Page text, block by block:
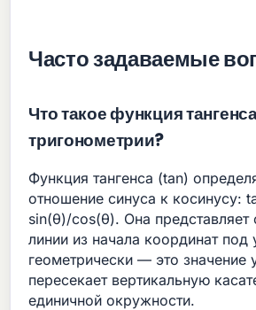
Часто задаваемые
Что такое функция
тригонометрии?
Функция тангенса (tan)
отношение синуса к косинусу:
sin(θ)/cos(θ). Она представляет
линии из начала координат под
геометрически — это значение
пересекает вертикальную
единичной окружности.